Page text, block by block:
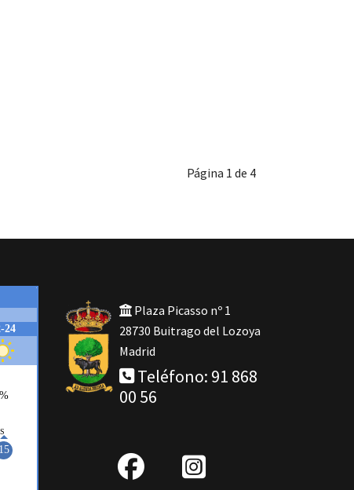
Página 1 de 4
Plaza Picasso nº 1
28730 Buitrago del Lozoya
Madrid
Teléfono: 91 868
00 56
fab IG